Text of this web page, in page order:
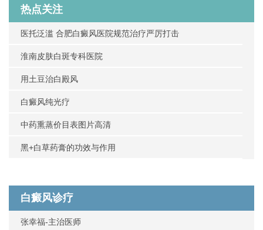
热点关注
医托泛滥 合肥白癜风医院规范治疗严厉打击
淮南皮肤白斑专科医院
用土豆治白殿风
白癜风纯光疗
中药熏蒸价目表图片高清
黑+白草药膏的功效与作用
白癜风诊疗
张幸福-主治医师